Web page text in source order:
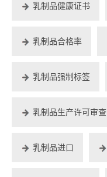
乳制品健康证书
乳制品合格率
乳制品强制标签
乳制品生产许可审查
乳制品进口